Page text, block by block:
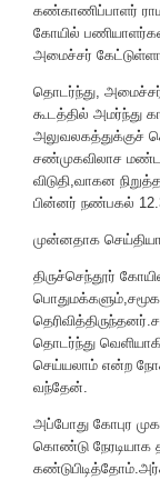
கண்காணிப்பாளர்
கோயில்
அமைச்சர்
தொடர்ந்து,
கூடத்தில் அமர்ந்து
அலுவலகத்துக்குச்
சண்முகவிலாச
விடுதி,வாகன
பின்னர் நண்பகல்
முன்னதாக
திருச்செந்தூர்
தொடர்ந்து
செய்யலாம் என்ற
வந்தேன்.
அப்போது கோபுர
கொண்டு நேரடியாக